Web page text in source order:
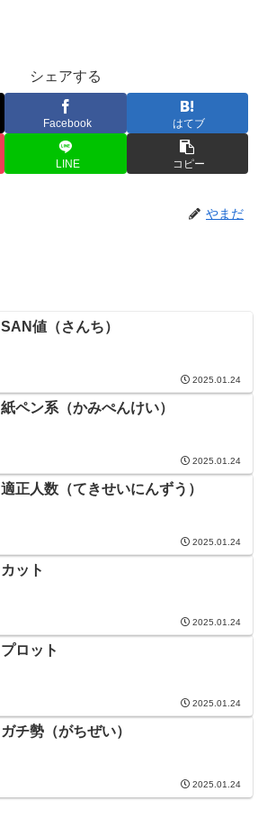
シェアする
Facebook はてブ
LINE コピー
やまだ
SAN値（さんち）
2025.01.24
紙ペン系（かみぺんけい）
2025.01.24
適正人数（てきせいにんずう）
2025.01.24
カット
2025.01.24
プロット
2025.01.24
ガチ勢（がちぜい）
2025.01.24